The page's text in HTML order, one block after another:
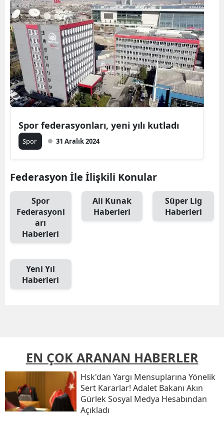
Spor federasyonları, yeni yılı kutladı
Spor 31 Aralık 2024
Federasyon İle İlişkili Konular
Spor
Federasyonl
arı
Haberleri
Ali Kunak
Haberleri
Süper Lig
Haberleri
Yeni Yıl
Haberleri
EN ÇOK ARANAN HABERLER
Hsk'dan Yargı Mensuplarına Yönelik
Sert Kararlar! Adalet Bakanı Akın
Gürlek Sosyal Medya Hesabından
Açıkladı